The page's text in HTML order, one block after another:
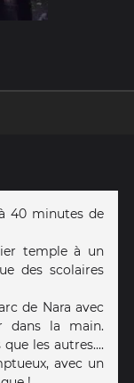
40 minutes de
temple à un
des scolaires
de Nara avec
dans la main.
les autres....
avec un